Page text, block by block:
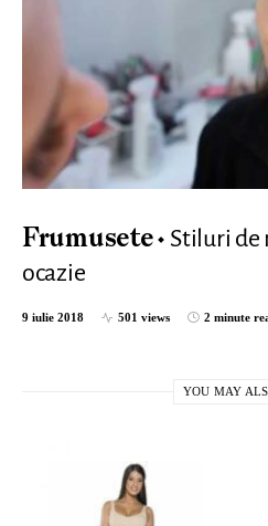
Frumusete
Stiluri de
ocazie
9 iulie 2018 501 views 2 minute
YOU MAY